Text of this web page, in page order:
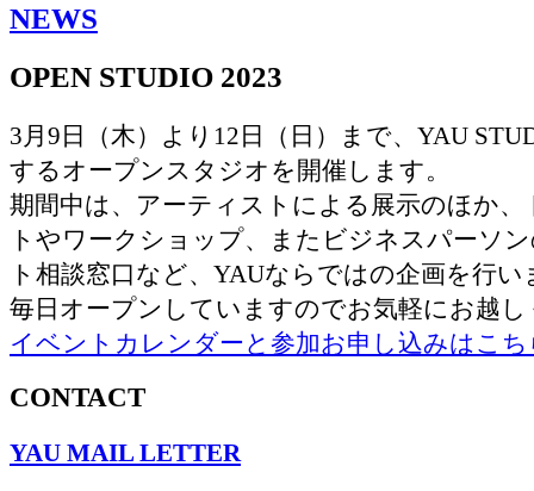
NEWS
OPEN STUDIO 2023
3月9日（木）より12日（日）まで、YAU
するオープンスタジオを開催します。
期間中は、アーティストによる展示のほか
トやワークショップ、またビジネスパーソ
ト相談窓口など、YAUならではの企画を行
毎日オープンしていますのでお気軽にお越
イベントカレンダーと参加お申し込みはこち
CONTACT
YAU MAIL LETTER